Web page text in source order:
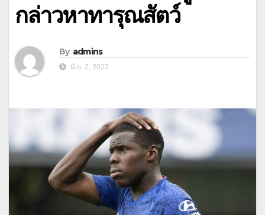
กล่าวหาทารุณสัตว์
By admins
มิ.ย. 2, 2022